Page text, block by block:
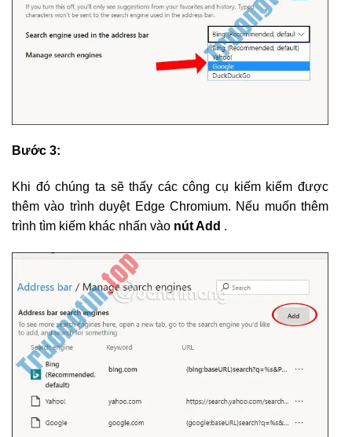
Bước 3:
Khi đó chúng ta sẽ thấy các công cụ kiếm kiếm được
thêm vào trình duyệt Edge Chromium. Nếu muốn thêm
trình tìm kiếm khác nhấn vào nút Add .